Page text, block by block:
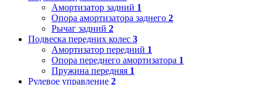
Амортизатор задний 1
Опора амортизатора заднего 2
Рычаг задний 2
Подвеска передних колес 3
Амортизатор передний 1
Опора переднего амортизатора 1
Пружина передняя 1
Рулевое управление 2